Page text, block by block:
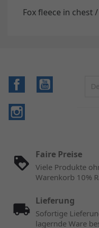
Fox fleece in chest
Facebook
Faire Preise
Viele Produkte
Warenkorb 10%
Lieferung
Sofortige
lagernde Ware